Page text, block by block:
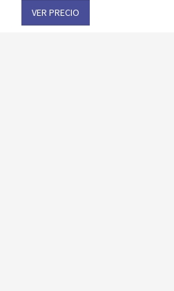
VER PRECIO